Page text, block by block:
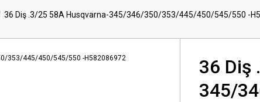
36 Diş .3/25 58A Husqvarna-345/346/350/353/445/450/545/550 -
36 Diş
345/